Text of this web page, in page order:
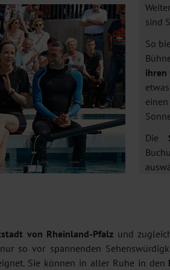
sind
So
ihren
Die
von Rheinland-Pfalz und
so vor spannenden
Sie können in aller Ruhe in den